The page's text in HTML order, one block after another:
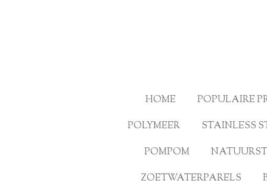
HOME POPULAIRE
POLYMEER
STAINLESS
POMPOM
ZOETWATERPARELS